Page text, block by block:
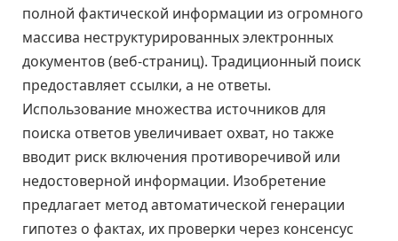
полной фактической информации из огромного
массива неструктурированных электронных
документов (веб-страниц). Традиционный поиск
предоставляет ссылки, а не ответы.
Использование множества источников для
поиска ответов увеличивает охват, но также
вводит риск включения противоречивой или
недостоверной информации. Изобретение
предлагает метод автоматической генерации
гипотез о фактах, их проверки через консенсус